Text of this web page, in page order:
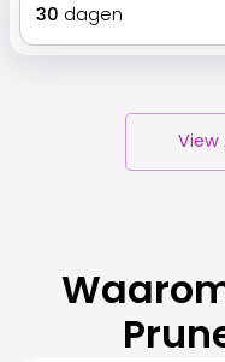
30 dagen
View